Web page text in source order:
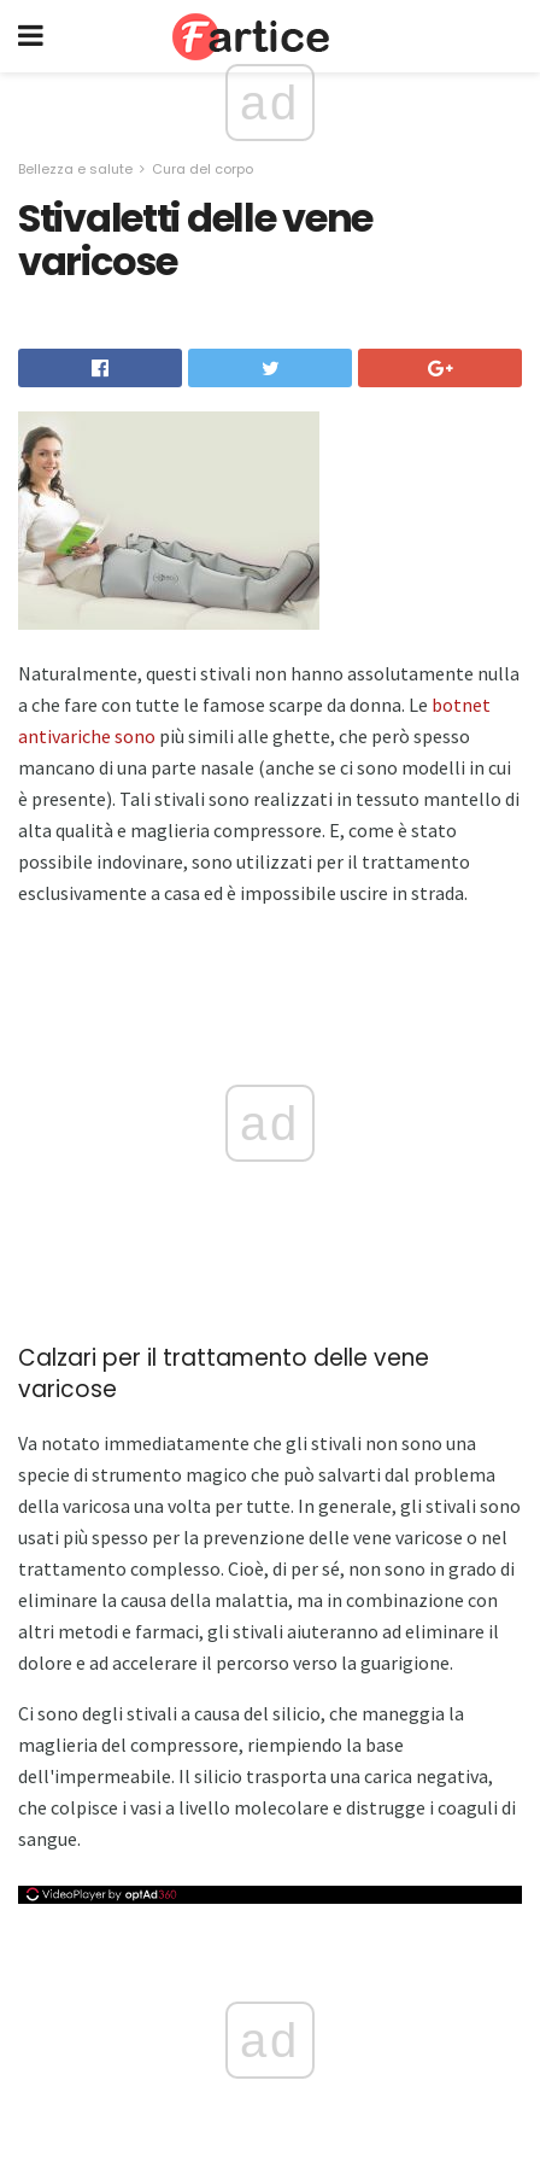
ad
Bellezza e salute Cura del corpo
Stivaletti delle vene
varicose
Naturalmente, questi stivali non hanno assolutamente nulla
a che fare con tutte le famose scarpe da donna. Le botnet
antivariche sono più simili alle ghette, che però spesso
mancano di una parte nasale (anche se ci sono modelli in cui
è presente). Tali stivali sono realizzati in tessuto mantello di
alta qualità e maglieria compressore. E, come è stato
possibile indovinare, sono utilizzati per il trattamento
esclusivamente a casa ed è impossibile uscire in strada.
ad
Calzari per il trattamento delle vene
varicose
Va notato immediatamente che gli stivali non sono una
specie di strumento magico che può salvarti dal problema
della varicosa una volta per tutte. In generale, gli stivali sono
usati più spesso per la prevenzione delle vene varicose o nel
trattamento complesso. Cioè, di per sé, non sono in grado di
eliminare la causa della malattia, ma in combinazione con
altri metodi e farmaci, gli stivali aiuteranno ad eliminare il
dolore e ad accelerare il percorso verso la guarigione.
Ci sono degli stivali a causa del silicio, che maneggia la
maglieria del compressore, riempiendo la base
dell'impermeabile. Il silicio trasporta una carica negativa,
che colpisce i vasi a livello molecolare e distrugge i coaguli di
sangue.
ad